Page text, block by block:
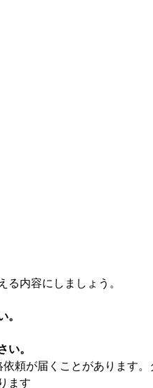
内容にしましょう。
。
頼が届くことがあります。
ます